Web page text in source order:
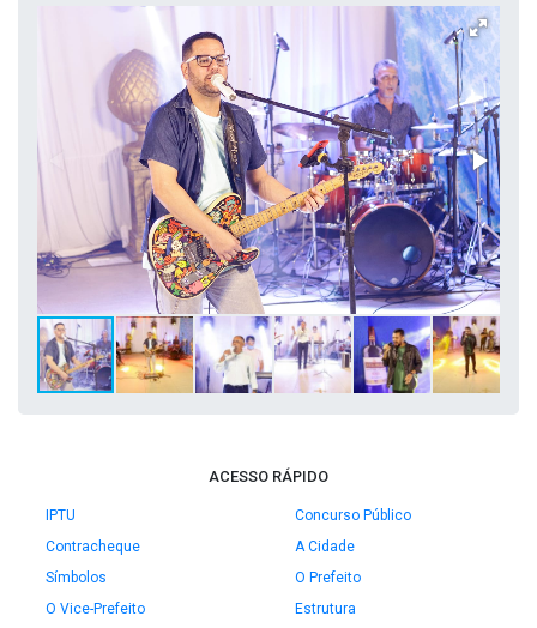
ACESSO RÁPIDO
IPTU
Concurso Público
Contracheque
A Cidade
Símbolos
O Prefeito
O Vice-Prefeito
Estrutura